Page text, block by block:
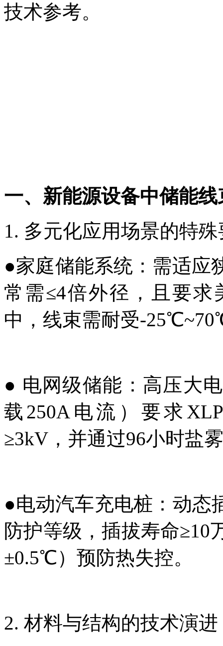
技术参考。
一、 新能源设备中储能线
1. 多元化应用场景的特
●家庭储能系统：需适应
常需≤4倍外径，且要
中，线束需耐受-
● 电网级储能：高压大
载250A电流）要求
≥3kV，并通过96小时盐
●电动汽车充电桩：动态
防护等级，插拔寿命≥10
±0.5℃）预防热失控。
2. 材料与结构的技术演进